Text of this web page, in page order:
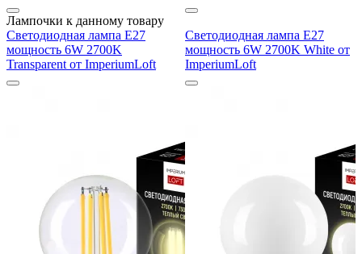
Лампочки к данному товару
Светодиодная лампа E27
мощность 6W 2700K
Transparent от ImperiumLoft
Светодиодная лампа E27
мощность 6W 2700K White от
ImperiumLoft